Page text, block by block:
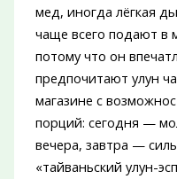
мед, иногда лёгкая
чаще всего подают в
потому что он
предпочитают улун
магазине с
порций: сегодня —
вечера, завтра —
«тайваньский улун-